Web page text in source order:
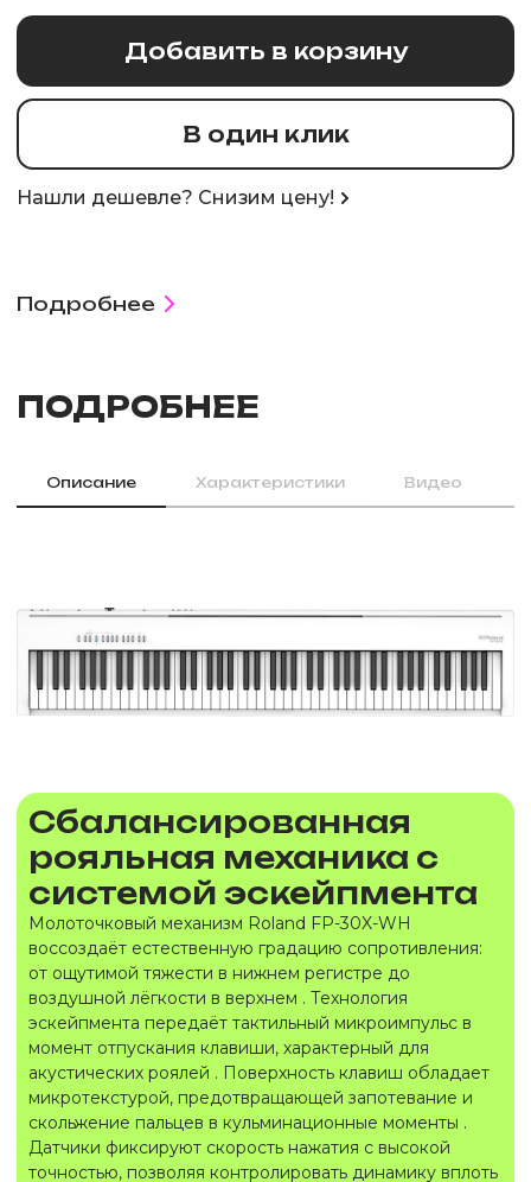
Добавить в корзину
В один клик
Нашли дешевле? Снизим цену!
Подробнее
ПОДРОБНЕЕ
Описание Характеристики Видео
Сбалансированная
рояльная механика с
системой эскейпмента
Молоточковый механизм Roland FP-30X-WH
воссоздаёт естественную градацию сопротивления:
от ощутимой тяжести в нижнем регистре до
воздушной лёгкости в верхнем . Технология
эскейпмента передаёт тактильный микроимпульс в
момент отпускания клавиши, характерный для
акустических роялей . Поверхность клавиш обладает
микротекстурой, предотвращающей запотевание и
скольжение пальцев в кульминационные моменты .
Датчики фиксируют скорость нажатия с высокой
точностью, позволяя контролировать динамику вплоть